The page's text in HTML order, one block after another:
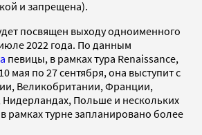
и запрещена).
посвящен выходу одноименного
2022 года. По данным
певицы, в рамках тура Renaissance,
мая по 27 сентября, она выступит с
Великобритании, Франции,
Польше и нескольких
рамках турне запланировано более